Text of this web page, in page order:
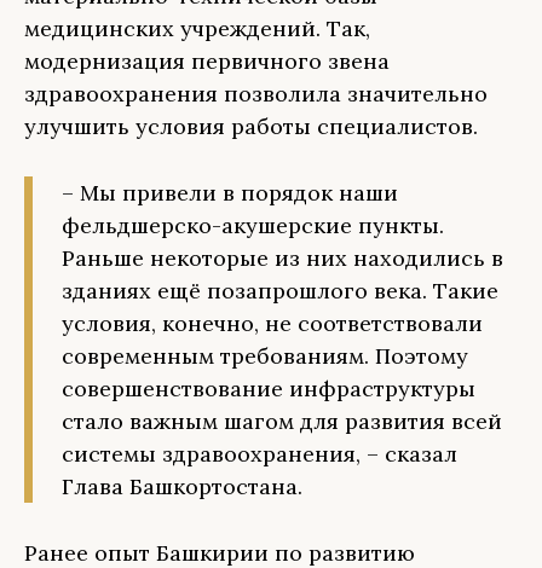
медицинских учреждений. Так,
модернизация первичного звена
здравоохранения позволила значительно
улучшить условия работы специалистов.
– Мы привели в порядок наши
фельдшерско-акушерские пункты.
Раньше некоторые из них находились в
зданиях ещё позапрошлого века. Такие
условия, конечно, не соответствовали
современным требованиям. Поэтому
совершенствование инфраструктуры
стало важным шагом для развития всей
системы здравоохранения, – сказал
Глава Башкортостана.
Ранее опыт Башкирии по развитию